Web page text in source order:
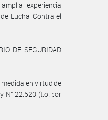
experiencia
Lucha Contra el
DE SEGURIDAD
en virtud de
N° 22.520 (t.o. por